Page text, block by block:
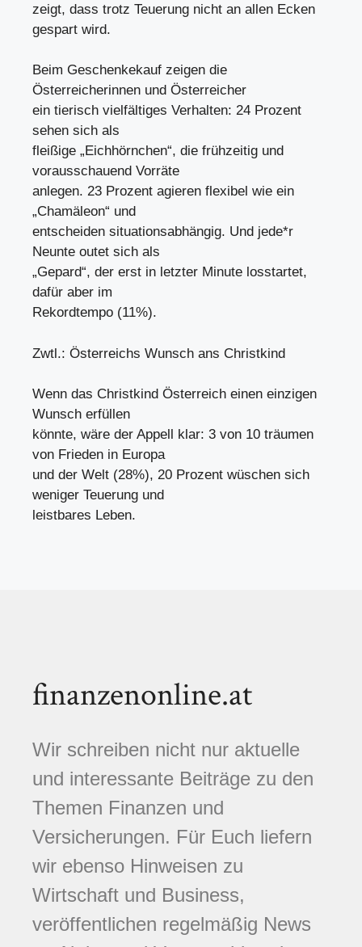
zeigt, dass trotz Teuerung nicht an allen Ecken
gespart wird.
Beim Geschenkekauf zeigen die
Österreicherinnen und Österreicher
ein tierisch vielfältiges Verhalten: 24 Prozent
sehen sich als
fleißige „Eichhörnchen“, die frühzeitig und
vorausschauend Vorräte
anlegen. 23 Prozent agieren flexibel wie ein
„Chamäleon“ und
entscheiden situationsabhängig. Und jede*r
Neunte outet sich als
„Gepard“, der erst in letzter Minute losstartet,
dafür aber im
Rekordtempo (11%).
Zwtl.: Österreichs Wunsch ans Christkind
Wenn das Christkind Österreich einen einzigen
Wunsch erfüllen
könnte, wäre der Appell klar: 3 von 10 träumen
von Frieden in Europa
und der Welt (28%), 20 Prozent wüschen sich
weniger Teuerung und
leistbares Leben.
finanzenonline.at
Wir schreiben nicht nur aktuelle
und interessante Beiträge zu den
Themen Finanzen und
Versicherungen. Für Euch liefern
wir ebenso Hinweisen zu
Wirtschaft und Business,
veröffentlichen regelmäßig News